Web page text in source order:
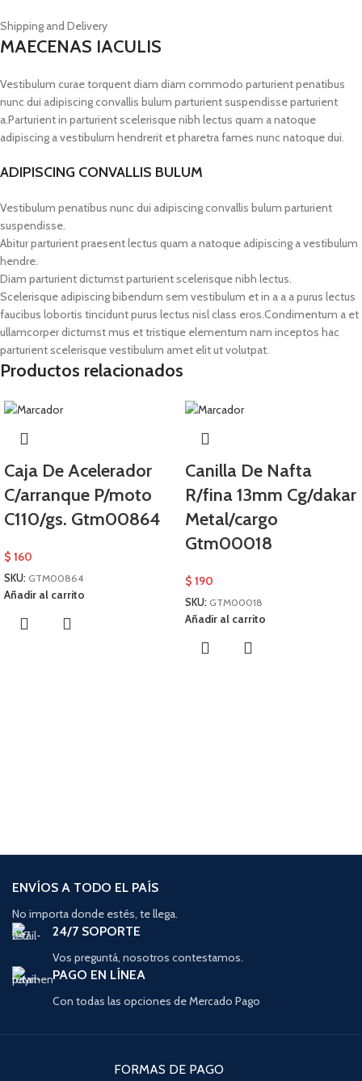
Shipping and Delivery
MAECENAS IACULIS
Vestibulum curae torquent diam diam commodo parturient penatibus
nunc dui adipiscing convallis bulum parturient suspendisse parturient
a.Parturient in parturient scelerisque nibh lectus quam a natoque
adipiscing a vestibulum hendrerit et pharetra fames nunc natoque dui.
ADIPISCING CONVALLIS BULUM
Vestibulum penatibus nunc dui adipiscing convallis bulum parturient
suspendisse.
Abitur parturient praesent lectus quam a natoque adipiscing a vestibulum
hendre.
Diam parturient dictumst parturient scelerisque nibh lectus.
Scelerisque adipiscing bibendum sem vestibulum et in a a a purus lectus
faucibus lobortis tincidunt purus lectus nisl class eros.Condimentum a et
ullamcorper dictumst mus et tristique elementum nam inceptos hac
parturient scelerisque vestibulum amet elit ut volutpat.
Productos relacionados
Caja De Acelerador
C/arranque P/moto
C110/gs. Gtm00864
$ 160
SKU: GTM00864
Añadir al carrito
Canilla De Nafta
R/fina 13mm Cg/dakar
Metal/cargo
Gtm00018
$ 190
SKU: GTM00018
Añadir al carrito
ENVÍOS A TODO EL PAÍS
No importa donde estés, te llega.
24/7 SOPORTE
Vos preguntá, nosotros contestamos.
PAGO EN LÍNEA
Con todas las opciones de Mercado Pago
FORMAS DE PAGO